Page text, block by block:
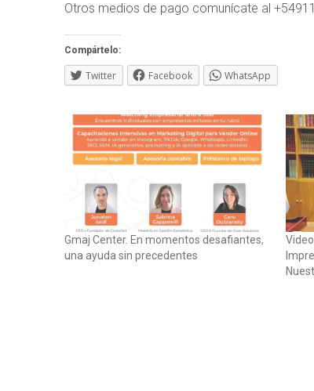
Otros medios de pago comunícate al
Compártelo:
Twitter Facebook WhatsApp
Gmaj Center. En momentos desafiantes,
una ayuda sin precedentes